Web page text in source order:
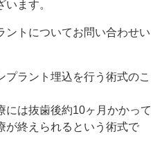
ます。
ントについてお問い合わせい
ラント埋込を行う術式のこ
には抜歯後約10ヶ月かかって
が終えられるという術式で